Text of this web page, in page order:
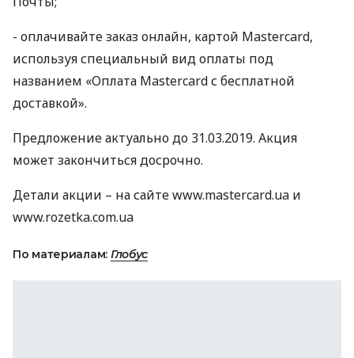
- оплачивайте заказ онлайн, картой Mastercard,
используя специальный вид оплаты под
названием «Оплата Mastercard с бесплатной
доставкой».
Предложение актуально до 31.03.2019. Акция
может закончиться досрочно.
Детали акции – на сайте www.mastercard.ua и
www.rozetka.com.ua
По материалам: Глобус